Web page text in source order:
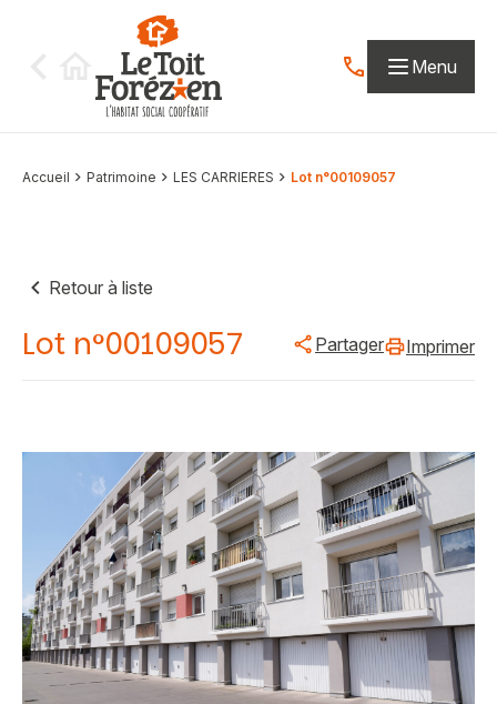
Contactez-nous
Menu
Accueil Patrimoine LES CARRIERES Lot n°00109057
Retour à liste
Lot n°00109057 Partager Imprimer